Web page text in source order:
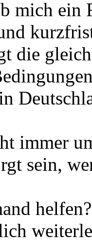
mich ein
die
immer
sein,